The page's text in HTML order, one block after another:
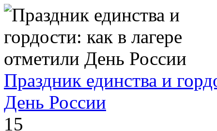
Праздник единства и
День России
15